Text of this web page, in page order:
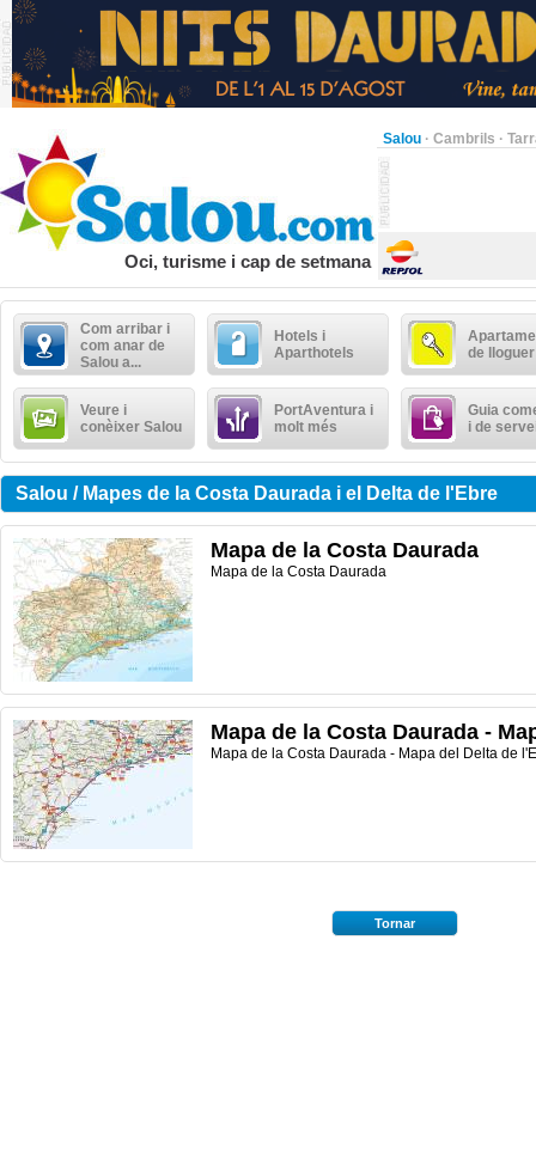
Salou · Cambrils ·
Oci, turisme i cap de setmana
Com arribar i
com anar de
Salou a...
Hotels i
Aparthotels
de lloguer
Veure i
conèixer Salou
PortAventura i
molt més
Guia
i de
Salou / Mapes de la Costa Daurada i el Delta de l'Ebre
Mapa de la Costa Daurada
Mapa de la Costa Daurada
Mapa de la Costa Daurada -
Mapa de la Costa Daurada - Mapa del Delta de
Tornar